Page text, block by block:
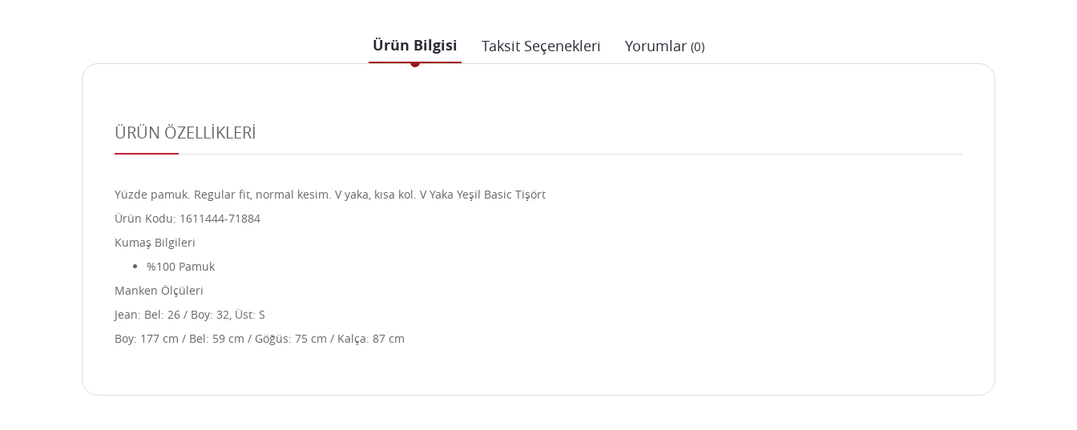
Ürün Bilgisi Taksit Seçenekleri Yorumlar (0)
ÜRÜN ÖZELLİKLERİ
Yüzde pamuk. Regular fit, normal kesim. V yaka, kısa kol. V Yaka Yeşil Basic Tişört
Ürün Kodu: 1611444-71884
Kumaş Bilgileri
%100 Pamuk
Manken Ölçüleri
Jean: Bel: 26 / Boy: 32, Üst: S
Boy: 177 cm / Bel: 59 cm / Göğüs: 75 cm / Kalça: 87 cm